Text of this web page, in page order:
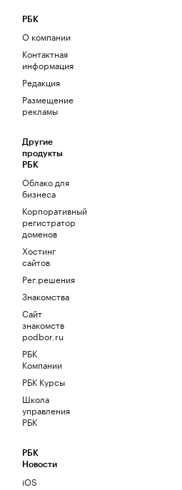
РБК
О компании
Контактная
информация
Редакция
Размещение
рекламы
Другие
продукты
РБК
Облако для
бизнеса
Корпоративный
регистратор
доменов
Хостинг
сайтов
Рег.решения
Знакомства
Сайт
знакомств
podbor.ru
РБК
Компании
РБК Курсы
Школа
управления
РБК
РБК
Новости
iOS